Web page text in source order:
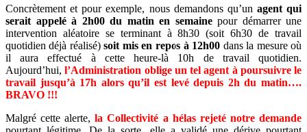
Concrètement et pour exemple, nous demandons qu’un agent qui
serait appelé à 2h00 du matin en semainepour démarrer une
intervention aléatoire se terminant à 8h30 (soit 6h30 de travail
quotidien déjà réalisé)soit mis en repos à 12h00 dans la mesure où
il aura effectué à cette heure-là 10h de travail quotidien.
Aujourd’hui,l’Administration oblige un tel agent à poursuivre le
travail jusqu’à 17h alors qu’il est levé depuis 2h du matin….
BRAVO !!!
Malgré cette alerte,la Collectivité a hélas rejeté notre demande